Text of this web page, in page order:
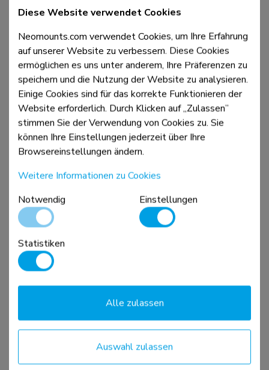
WL35S-910BL16
TV-Säulenhalterung 40-75" - neigbar - abschließbar -
Durchm. 25-100 cm - Hochformat
TV-Säulenhalterung 40-70" - volle Bewegung -
Diese Website verwendet Cookies
Neomounts.com verwendet Cookies, um Ihre Erfahrung
auf unserer Website zu verbessern. Diese Cookies
ermöglichen es uns unter anderem, Ihre Präferenzen zu
speichern und die Nutzung der Website zu analysieren.
Einige Cookies sind für das korrekte Funktionieren der
Website erforderlich. Durch Klicken auf „Zulassen”
stimmen Sie der Verwendung von Cookies zu. Sie
können Ihre Einstellungen jederzeit über Ihre
Browsereinstellungen ändern.
Weitere Informationen zu Cookies
Notwendig
Einstellungen
Statistiken
Auswahl zulassen
Alle zulassen